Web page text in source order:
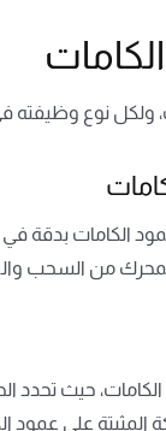
نوع وظيفته في
الكامات بدقة في
من السحب
حيث تحدد
على عمود